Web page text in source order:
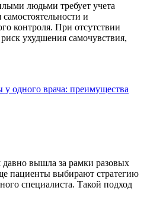
людьми требует учета
и
контроля. При отсутствии
ухудшения самочувствия,
одного врача: преимущества
давно вышла за рамки разовых
пациенты выбирают стратегию
специалиста. Такой подход